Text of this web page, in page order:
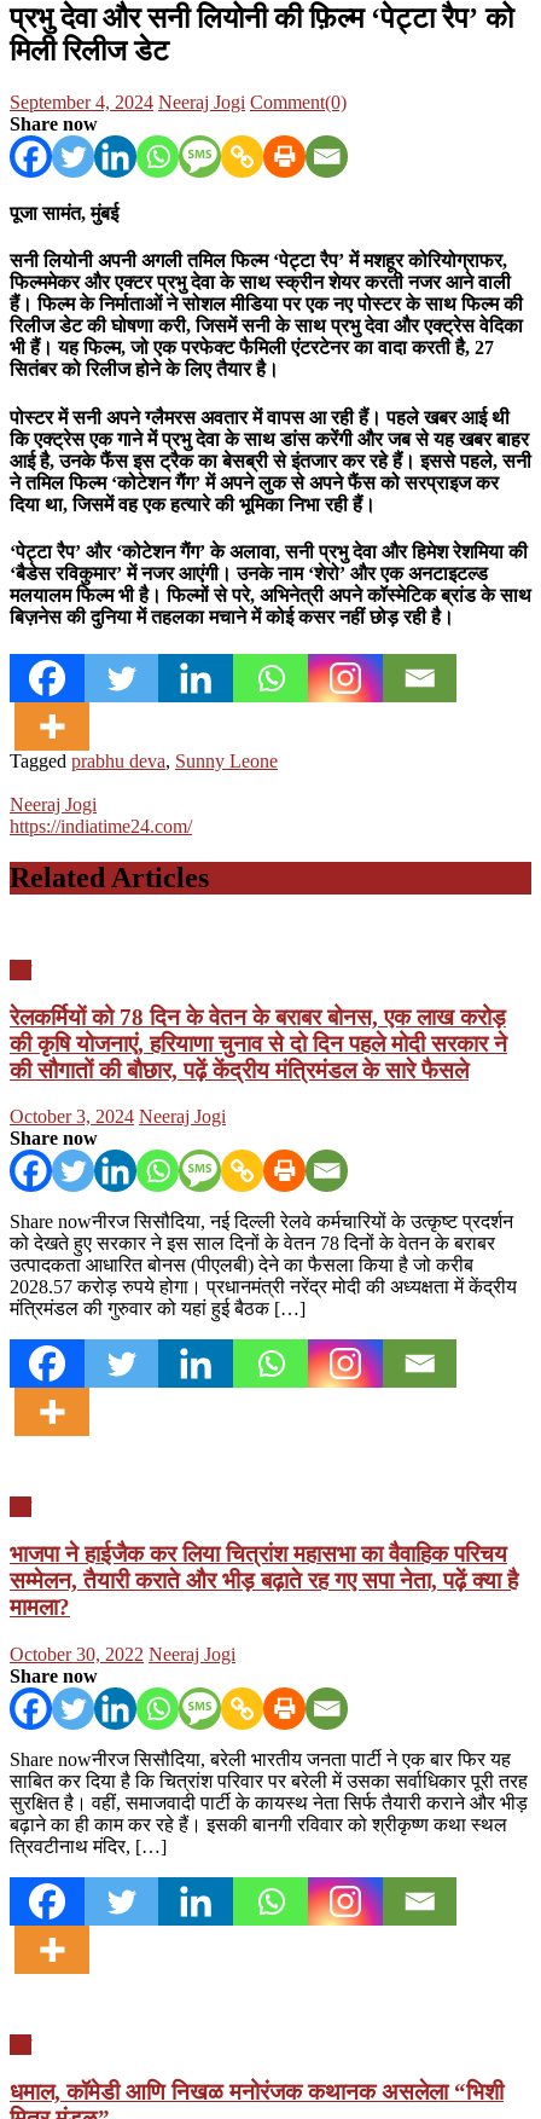
प्रभु देवा और सनी लियोनी की फ़िल्म ‘पेट्टा रैप’ को
मिली रिलीज डेट
Posted
on
September 4, 2024 Author
Neeraj Jogi Comment(0)
Share now
पूजा सामंत, मुंबई
सनी लियोनी अपनी अगली तमिल फिल्म ‘पेट्टा रैप’ में मशहूर कोरियोग्राफर,
फिल्ममेकर और एक्टर प्रभु देवा के साथ स्क्रीन शेयर करती नजर आने वाली
हैं। फिल्म के निर्माताओं ने सोशल मीडिया पर एक नए पोस्टर के साथ फिल्म की
रिलीज डेट की घोषणा करी, जिसमें सनी के साथ प्रभु देवा और एक्ट्रेस वेदिका
भी हैं। यह फिल्म, जो एक परफेक्ट फैमिली एंटरटेनर का वादा करती है, 27
सितंबर को रिलीज होने के लिए तैयार है।
पोस्टर में सनी अपने ग्लैमरस अवतार में वापस आ रही हैं। पहले खबर आई थी
कि एक्ट्रेस एक गाने में प्रभु देवा के साथ डांस करेंगी और जब से यह खबर बाहर
आई है, उनके फैंस इस ट्रैक का बेसब्री से इंतजार कर रहे हैं। इससे पहले, सनी
ने तमिल फिल्म ‘कोटेशन गैंग’ में अपने लुक से अपने फैंस को सरप्राइज कर
दिया था, जिसमें वह एक हत्यारे की भूमिका निभा रही हैं।
‘पेट्टा रैप’ और ‘कोटेशन गैंग’ के अलावा, सनी प्रभु देवा और हिमेश रेशमिया की
‘बैडेस रविकुमार’ में नजर आएंगी। उनके नाम ‘शेरो’ और एक अनटाइटल्ड
मलयालम फिल्म भी है। फिल्मों से परे, अभिनेत्री अपने कॉस्मेटिक ब्रांड के साथ
बिज़नेस की दुनिया में तहलका मचाने में कोई कसर नहीं छोड़ रही है।
Tagged prabhu deva, Sunny Leone
Neeraj Jogi
https://indiatime24.com/
Related Articles
रेलकर्मियों को 78 दिन के वेतन के बराबर बोनस, एक लाख करोड़
की कृषि योजनाएं, हरियाणा चुनाव से दो दिन पहले मोदी सरकार ने
की सौगातों की बौछार, पढ़ें केंद्रीय मंत्रिमंडल के सारे फैसले
Posted
on
October 3, 2024 Author
Neeraj Jogi
Share now
Share nowनीरज सिसौदिया, नई दिल्ली रेलवे कर्मचारियों के उत्कृष्ट प्रदर्शन
को देखते हुए सरकार ने इस साल दिनों के वेतन 78 दिनों के वेतन के बराबर
उत्पादकता आधारित बोनस (पीएलबी) देने का फैसला किया है जो करीब
2028.57 करोड़ रुपये होगा। प्रधानमंत्री नरेंद्र मोदी की अध्यक्षता में केंद्रीय
मंत्रिमंडल की गुरुवार को यहां हुई बैठक […]
भाजपा ने हाईजैक कर लिया चित्रांश महासभा का वैवाहिक परिचय
सम्मेलन, तैयारी कराते और भीड़ बढ़ाते रह गए सपा नेता, पढ़ें क्या है
मामला?
Posted
on
October 30, 2022 Author
Neeraj Jogi
Share now
Share nowनीरज सिसौदिया, बरेली भारतीय जनता पार्टी ने एक बार फिर यह
साबित कर दिया है कि चित्रांश परिवार पर बरेली में उसका सर्वाधिकार पूरी तरह
सुरक्षित है। वहीं, समाजवादी पार्टी के कायस्थ नेता सिर्फ तैयारी कराने और भीड़
बढ़ाने का ही काम कर रहे हैं। इसकी बानगी रविवार को श्रीकृष्ण कथा स्थल
त्रिवटीनाथ मंदिर, […]
धमाल, कॉमेडी आणि निखळ मनोरंजक कथानक असलेला “भिशी